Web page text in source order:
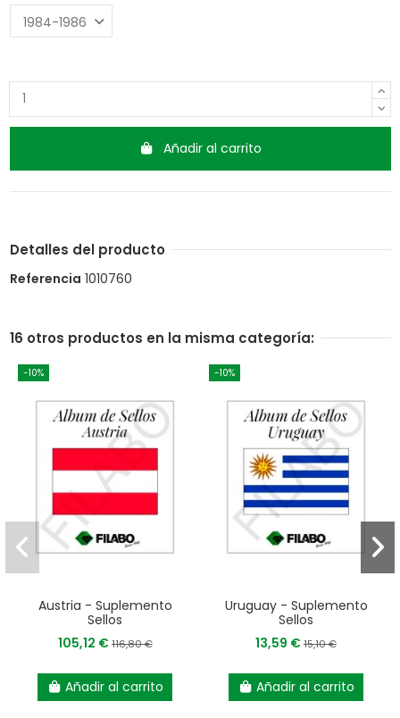
Añadir al carrito
Detalles del producto
Referencia 1010760
16 otros productos en la misma categoría:
-10%
Austria - Suplemento
Sellos
105,12 €116,80 €
Añadir al carrito
-10%
Uruguay - Suplemento
Sellos
13,59 €15,10 €
Añadir al carrito